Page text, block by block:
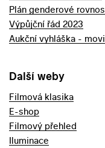
Plán genderové
Výpůjční řád 2023
Aukční vyhláška -
Další weby
Filmová klasika
E-shop
Filmový přehled
Iluminace